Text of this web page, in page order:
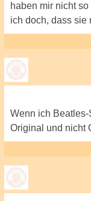
haben mir nicht
ich doch, dass sie
Wenn ich
Original und nicht